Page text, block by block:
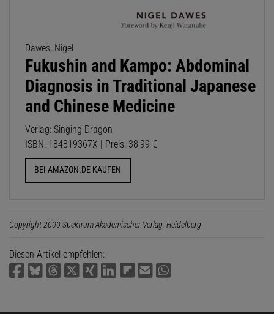
Dawes, Nigel
Fukushin and Kampo: Abdominal
Diagnosis in Traditional Japanese
and Chinese Medicine
Verlag: Singing Dragon
ISBN: 184819367X | Preis: 38,99 €
BEI AMAZON.DE KAUFEN
Copyright 2000 Spektrum Akademischer Verlag, Heidelberg
Diesen Artikel empfehlen: